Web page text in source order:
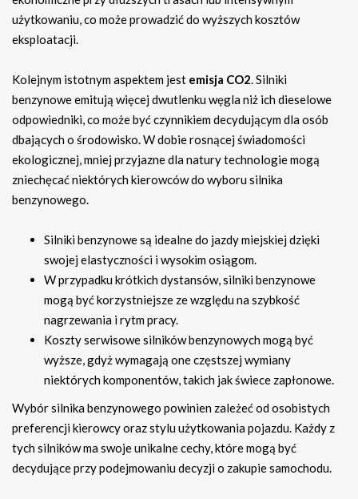
użytkowaniu, co może prowadzić do wyższych kosztów
eksploatacji.
Kolejnym istotnym aspektem jest emisja CO2. Silniki
benzynowe emitują więcej dwutlenku węgla niż ich dieselowe
odpowiedniki, co może być czynnikiem decydującym dla osób
dbających o środowisko. W dobie rosnącej świadomości
ekologicznej, mniej przyjazne dla natury technologie mogą
zniechęcać niektórych kierowców do wyboru silnika
benzynowego.
Silniki benzynowe są idealne do jazdy miejskiej dzięki
swojej elastyczności i wysokim osiągom.
W przypadku krótkich dystansów, silniki benzynowe
mogą być korzystniejsze ze względu na szybkość
nagrzewania i rytm pracy.
Koszty serwisowe silników benzynowych mogą być
wyższe, gdyż wymagają one częstszej wymiany
niektórych komponentów, takich jak świece zapłonowe.
Wybór silnika benzynowego powinien zależeć od osobistych
preferencji kierowcy oraz stylu użytkowania pojazdu. Każdy z
tych silników ma swoje unikalne cechy, które mogą być
decydujące przy podejmowaniu decyzji o zakupie samochodu.